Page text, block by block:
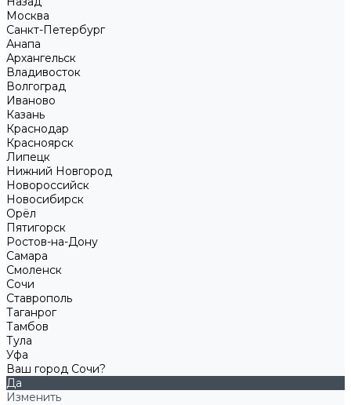
Москва
Санкт-Петербург
Анапа
Архангельск
Владивосток
Волгоград
Иваново
Казань
Краснодар
Красноярск
Липецк
Нижний Новгород
Новороссийск
Новосибирск
Орёл
Пятигорск
Ростов-на-Дону
Самара
Смоленск
Сочи
Ставрополь
Таганрог
Тамбов
Тула
Уфа
Ваш город Сочи?
Да
Изменить